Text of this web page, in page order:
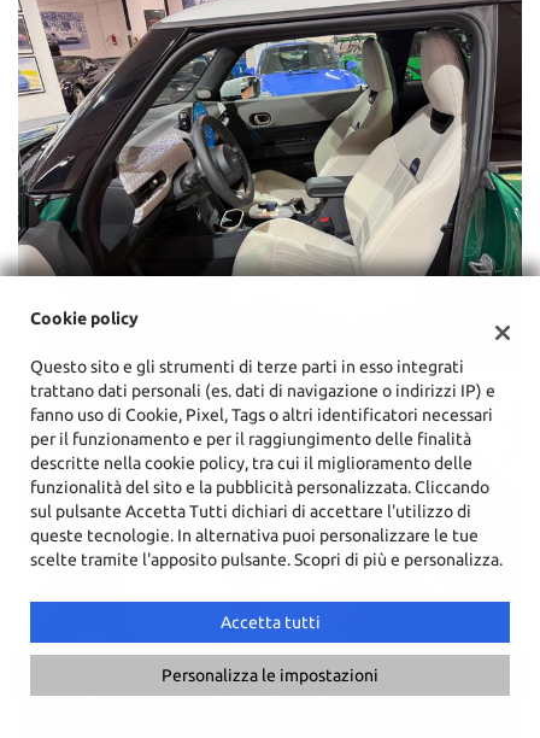
Chiama Contatta un consulente
Cookie policy
Questo sito e gli strumenti di terze parti in esso integrati
trattano dati personali (es. dati di navigazione o indirizzi IP) e
fanno uso di Cookie, Pixel, Tags o altri identificatori necessari
per il funzionamento e per il raggiungimento delle finalità
descritte nella cookie policy, tra cui il miglioramento delle
funzionalità del sito e la pubblicità personalizzata. Cliccando
sul pulsante Accetta Tutti dichiari di accettare l'utilizzo di
queste tecnologie. In alternativa puoi personalizzare le tue
scelte tramite l'apposito pulsante. Scopri di più e personalizza.
Accetta tutti
Personalizza le impostazioni